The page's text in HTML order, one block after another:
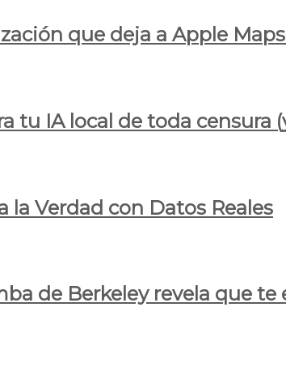
que deja a Apple
IA local de toda censura
la Verdad con Datos Reales
de Berkeley revela que te